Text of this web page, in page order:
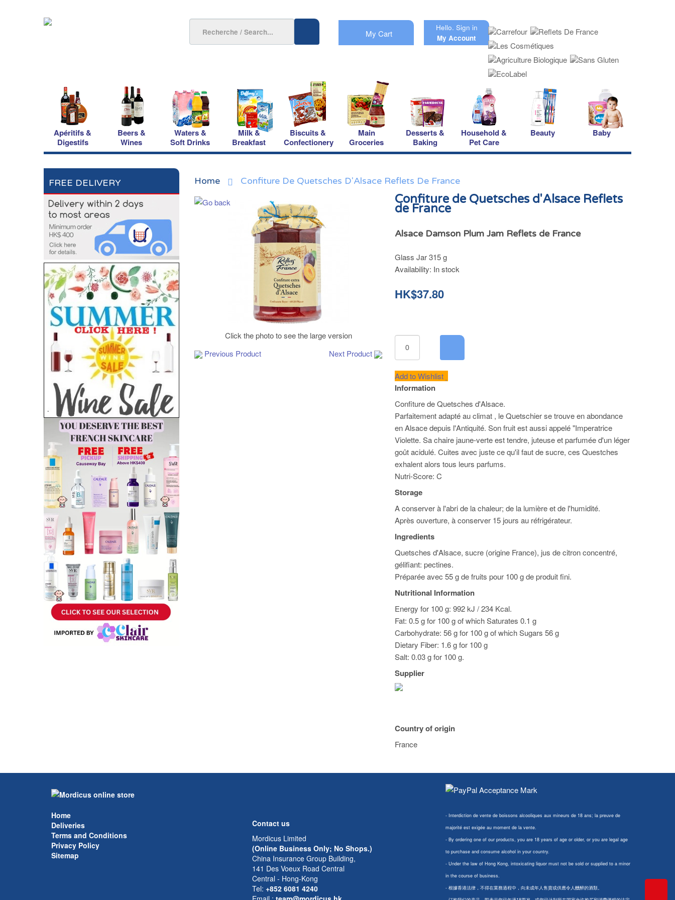
My Cart
Hello. Sign in
My Account
Apéritifs &
Digestifs
Beers &
Wines
Waters &
Soft Drinks
Milk &
Breakfast
Biscuits &
Confectionery
Main
Groceries
Desserts &
Baking
Household &
Pet Care
Beauty Baby
FREE DELIVERY Home Confiture De Quetsches D'Alsace Reflets De France
Click the photo to see the large version
Previous Product
Next Product
Confiture de Quetsches d'Alsace Reflets
de France
Alsace Damson Plum Jam Reflets de France
Glass Jar 315 g
Availability: In stock
HK$37.80
Add to Wishlist
Information
Confiture de Quetsches d'Alsace.
Parfaitement adapté au climat , le Quetschier se trouve en abondance
en Alsace depuis l'Antiquité. Son fruit est aussi appelé "Imperatrice
Violette. Sa chaire jaune-verte est tendre, juteuse et parfumée d'un léger
goût acidulé. Cuites avec juste ce qu'il faut de sucre, ces Questches
exhalent alors tous leurs parfums.
Nutri-Score: C
Storage
A conserver à l'abri de la chaleur; de la lumière et de l'humidité.
Après ouverture, à conserver 15 jours au réfrigérateur.
Ingredients
Quetsches d'Alsace, sucre (origine France), jus de citron concentré,
gélifiant: pectines.
Préparée avec 55 g de fruits pour 100 g de produit fini.
Nutritional Information
Energy for 100 g: 992 kJ / 234 Kcal.
Fat: 0.5 g for 100 g of which Saturates 0.1 g
Carbohydrate: 56 g for 100 g of which Sugars 56 g
Dietary Fiber: 1.6 g for 100 g
Salt: 0.03 g for 100 g.
Supplier
Country of origin
France
Home
Deliveries
Terms and Conditions
Privacy Policy
Sitemap
Contact us
Mordicus Limited
(Online Business Only; No Shops.)
China Insurance Group Building,
141 Des Voeux Road Central
Central - Hong-Kong
Tel: +852 6081 4240
- Interdiction de vente de boissons alcooliques aux mineurs de 18 ans; la preuve de
majorité est exigée au moment de la vente.
- By ordering one of our products, you are 18 years of age or older, or you are legal age
to purchase and consume alcohol in your country.
- Under the law of Hong Kong, intoxicating liquor must not be sold or supplied to a minor
in the course of business.
- 根據香港法律，不得在業務過程中，向未成年人售賣或供應令人醺醉的酒類。